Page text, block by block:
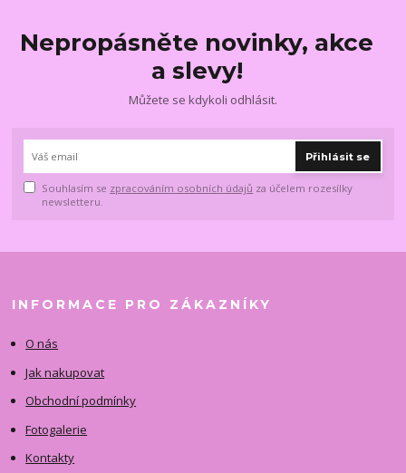
Nepropásněte novinky, akce
a slevy!
Můžete se kdykoli odhlásit.
Přihlásit se
Souhlasím se zpracováním osobních údajů za účelem rozesílky
newsletteru.
INFORMACE PRO ZÁKAZNÍKY
O nás
Jak nakupovat
Obchodní podmínky
Fotogalerie
Kontakty